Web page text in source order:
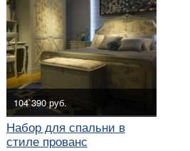
104`390 руб.
Набор для спальни в
стиле прованс